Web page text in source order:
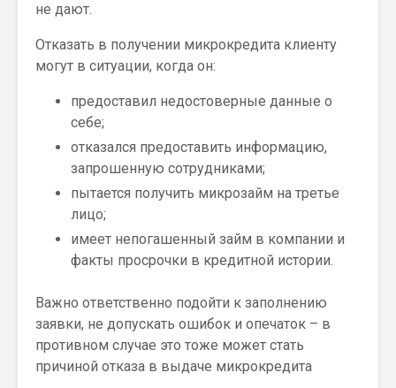
не дают.
Отказать в получении микрокредита клиенту
могут в ситуации, когда он:
предоставил недостоверные данные о
себе;
отказался предоставить информацию,
запрошенную сотрудниками;
пытается получить микрозайм на третье
лицо;
имеет непогашенный займ в компании и
факты просрочки в кредитной истории.
Важно ответственно подойти к заполнению
заявки, не допускать ошибок и опечаток – в
противном случае это тоже может стать
причиной отказа в выдаче микрокредита